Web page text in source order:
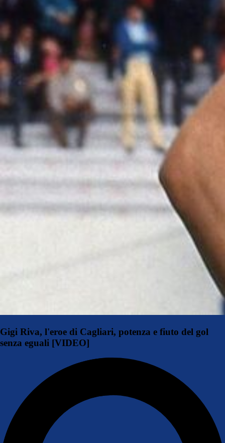
Gigi Riva, l'eroe di Cagliari, potenza e fiuto del gol
senza eguali [VIDEO]